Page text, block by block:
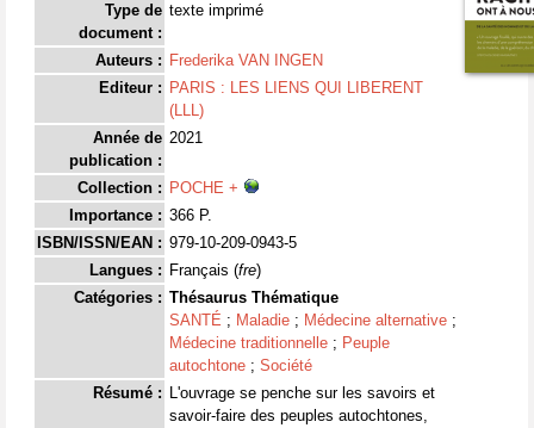
Type de
document :
texte imprimé
Auteurs : Frederika VAN INGEN
Editeur : PARIS : LES LIENS QUI LIBERENT
(LLL)
Année de
publication :
2021
Collection : POCHE +
Importance : 366 P.
ISBN/ISSN/EAN : 979-10-209-0943-5
Langues : Français (fre)
Catégories : Thésaurus Thématique
SANTÉ ; Maladie ; Médecine alternative ;
Médecine traditionnelle ; Peuple
autochtone ; Société
Résumé : L'ouvrage se penche sur les savoirs et
savoir-faire des peuples autochtones,